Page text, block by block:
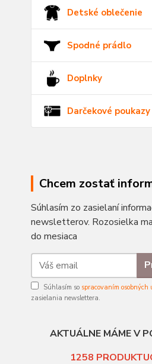
Detské oblečenie
Spodné prádlo
Doplnky
Darčekové poukazy
Chcem zostať
Súhlasím zo zasielaní
newsletterov. Rozosielka
do mesiaca
Súhlasím so spracovaním osobných
zasielania newslettera.
AKTUÁLNE MÁME V
1258